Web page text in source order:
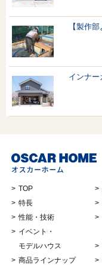
【製作
インナー
TOP
特長
性能・技術
イベント・
モデルハウス
商品ラインナップ